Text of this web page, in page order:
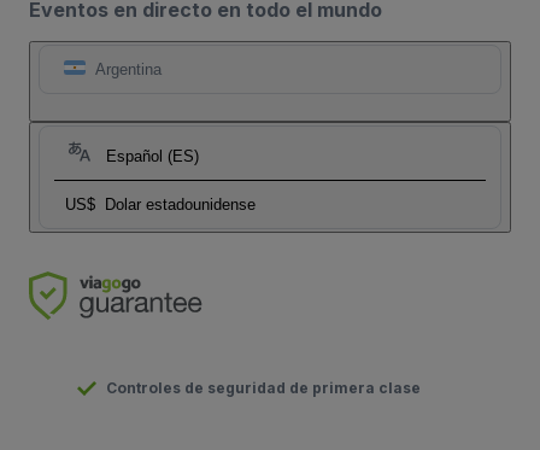
Eventos en directo en todo el mundo
Argentina
Español (ES)
US$ Dolar estadounidense
Controles de seguridad de primera clase